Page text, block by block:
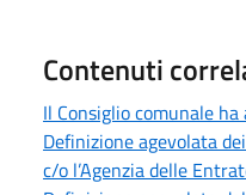
Contenuti
Il Consiglio comunale
Definizione agevolata
c/o l’Agenzia delle